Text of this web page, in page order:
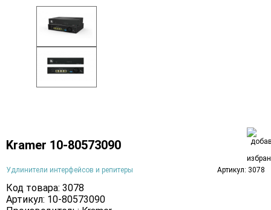
Kramer 10-80573090
Удлинители интерфейсов и репитеры Артикул: 3078
Код товара: 3078
Артикул: 10-80573090